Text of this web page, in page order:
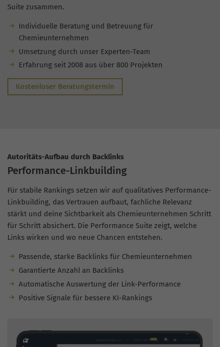
Suite zusammen.
Individuelle Beratung und Betreuung für
Chemieunternehmen
Umsetzung durch unser Experten-Team
Erfahrung seit 2008 aus über 800 Projekten
Kostenloser Beratungstermin
Autoritäts-Aufbau durch Backlinks
Performance-Linkbuilding
Für stabile Rankings setzen wir auf qualitatives Performance-
Linkbuilding, das Vertrauen aufbaut, fachliche Relevanz
stärkt und deine Sichtbarkeit als Chemieunternehmen Schritt
für Schritt absichert. Die Performance Suite zeigt, welche
Links wirken und wo neue Chancen entstehen.
Passende, starke Backlinks für Chemieunternehmen
Garantierte Anzahl an Backlinks
Automatische Auswertung der Link-Performance
Positive Signale für bessere KI-Rankings